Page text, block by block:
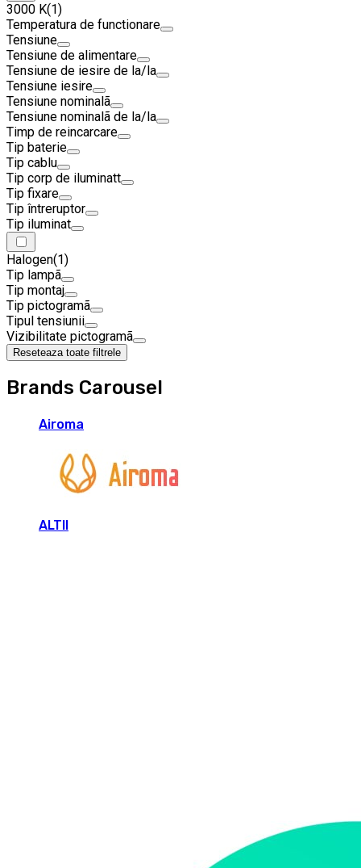
3000 K(1)
Temperatura de functionare
Tensiune
Tensiune de alimentare
Tensiune de iesire de la/la
Tensiune iesire
Tensiune nominalã
Tensiune nominalã de la/la
Timp de reincarcare
Tip baterie
Tip cablu
Tip corp de iluminatt
Tip fixare
Tip întreruptor
Tip iluminat
Halogen(1)
Tip lampã
Tip montaj
Tip pictogramã
Tipul tensiunii
Vizibilitate pictogramã
Reseteaza toate filtrele
Brands Carousel
Airoma
ALTII